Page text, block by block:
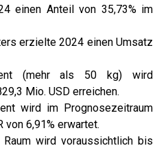
einen Anteil von 35,73% im
erzielte 2024 einen Umsatz
(mehr als 50 kg) wird
Mio. USD erreichen.
wird im Prognosezeitraum
von 6,91% erwartet.
wird voraussichtlich bis